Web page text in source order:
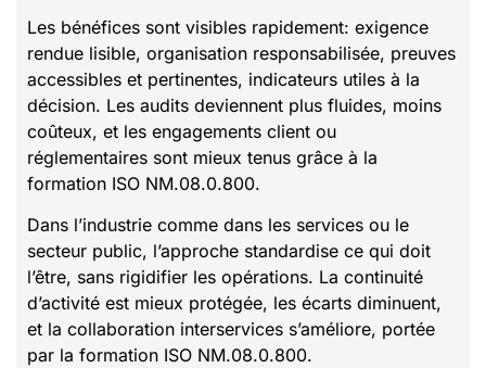
Les bénéfices sont visibles rapidement: exigence
rendue lisible, organisation responsabilisée, preuves
accessibles et pertinentes, indicateurs utiles à la
décision. Les audits deviennent plus fluides, moins
coûteux, et les engagements client ou
réglementaires sont mieux tenus grâce à la
formation ISO NM.08.0.800.
Dans l’industrie comme dans les services ou le
secteur public, l’approche standardise ce qui doit
l’être, sans rigidifier les opérations. La continuité
d’activité est mieux protégée, les écarts diminuent,
et la collaboration interservices s’améliore, portée
par la formation ISO NM.08.0.800.